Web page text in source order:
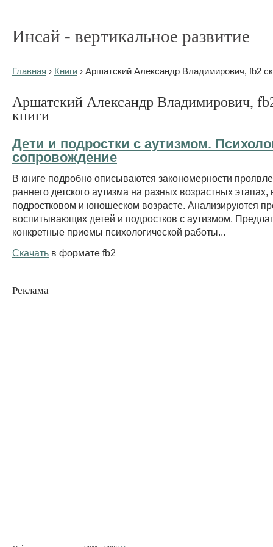
Инсай - вертикальное развитие
Главная › Книги › Аршатский Александр Владимирович, fb2
Аршатский Александр Владимирович,
книги
Дети и подростки с аутизмом.
сопровождение
В книге подробно описываются закономерности
раннего детского аутизма на разных возрастных этапах,
подростковом и юношеском возрасте. Анализируются
воспитывающих детей и подростков с аутизмом.
конкретные приемы психологической работы...
Скачать в формате fb2
Реклама